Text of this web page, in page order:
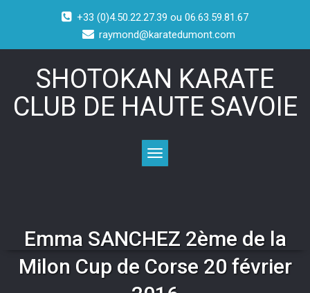
+33 (0)4.50.22.27.39 ou 06.63.59.81.67
raymond@karatedumont.com
SHOTOKAN KARATE
CLUB DE HAUTE SAVOIE
Toggle navigation
Emma SANCHEZ 2ème de la
Milon Cup de Corse 20 février